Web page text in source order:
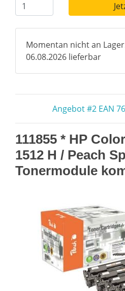
Momentan nicht an
06.08.2026 lieferbar
Angebot #2 EAN
111855 * HP
1512 H / Peach
Tonermodule